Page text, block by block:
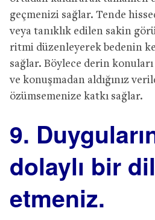
geçmenizi sağlar. Tende
veya tanıklık edilen sakin
ritmi düzenleyerek bedenin
sağlar. Böylece derin
ve konuşmadan aldığınız
özümsemenize katkı sağlar.
9.
dolaylı bir
etmeniz.